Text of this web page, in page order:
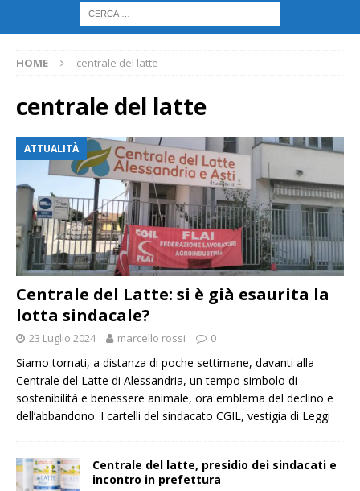
HOME centrale del latte
centrale del latte
ATTUALITÀ
Centrale del Latte: si è già esaurita la
lotta sindacale?
23 Luglio 2024 marcello rossi 0
Siamo tornati, a distanza di poche settimane, davanti alla
Centrale del Latte di Alessandria, un tempo simbolo di
sostenibilità e benessere animale, ora emblema del declino e
dell’abbandono. I cartelli del sindacato CGIL, vestigia di Leggi
Centrale del latte, presidio dei sindacati e
incontro in prefettura